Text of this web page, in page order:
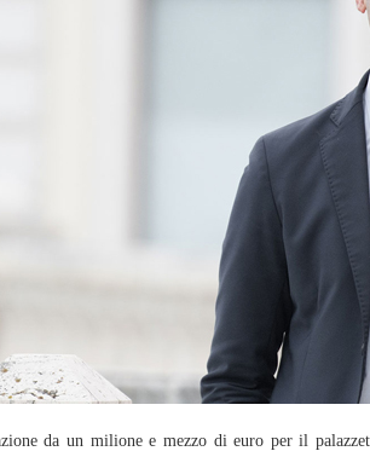
da un milione e mezzo di euro per il